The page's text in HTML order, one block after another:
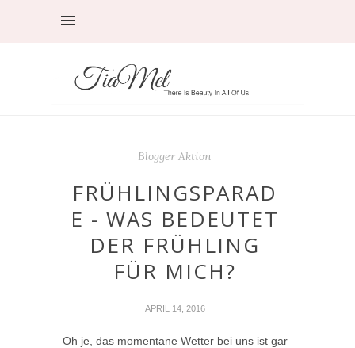
Blogger Aktion
FRÜHLINGSPARAD
E - WAS BEDEUTET
DER FRÜHLING
FÜR MICH?
APRIL 14, 2016
Oh je, das momentane Wetter bei uns ist gar